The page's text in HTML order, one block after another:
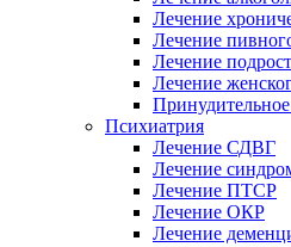
Лечение
Лечение
Лечение
Лечение
Психиатрия
Лечение СДВГ
Лечение
Лечение ПТСР
Лечение ОКР
Лечение